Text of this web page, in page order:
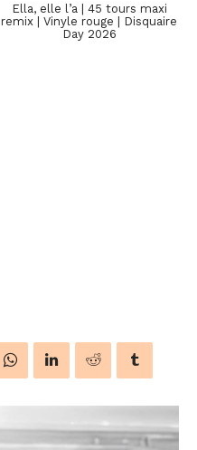
Ella, elle l’a | 45 tours maxi
remix | Vinyle rouge | Disquaire
Day 2026